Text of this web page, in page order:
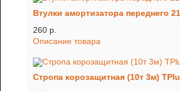
Втулки амортизатора переднего
260 p.
Описание товара
Стропа корозащитная (10т 3м)